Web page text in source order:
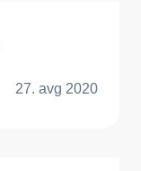
27. avg 2020